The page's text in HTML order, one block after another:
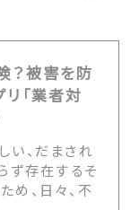
？被害を防
「業者対
い、だまされ
ず存在するそ
め、日々、不